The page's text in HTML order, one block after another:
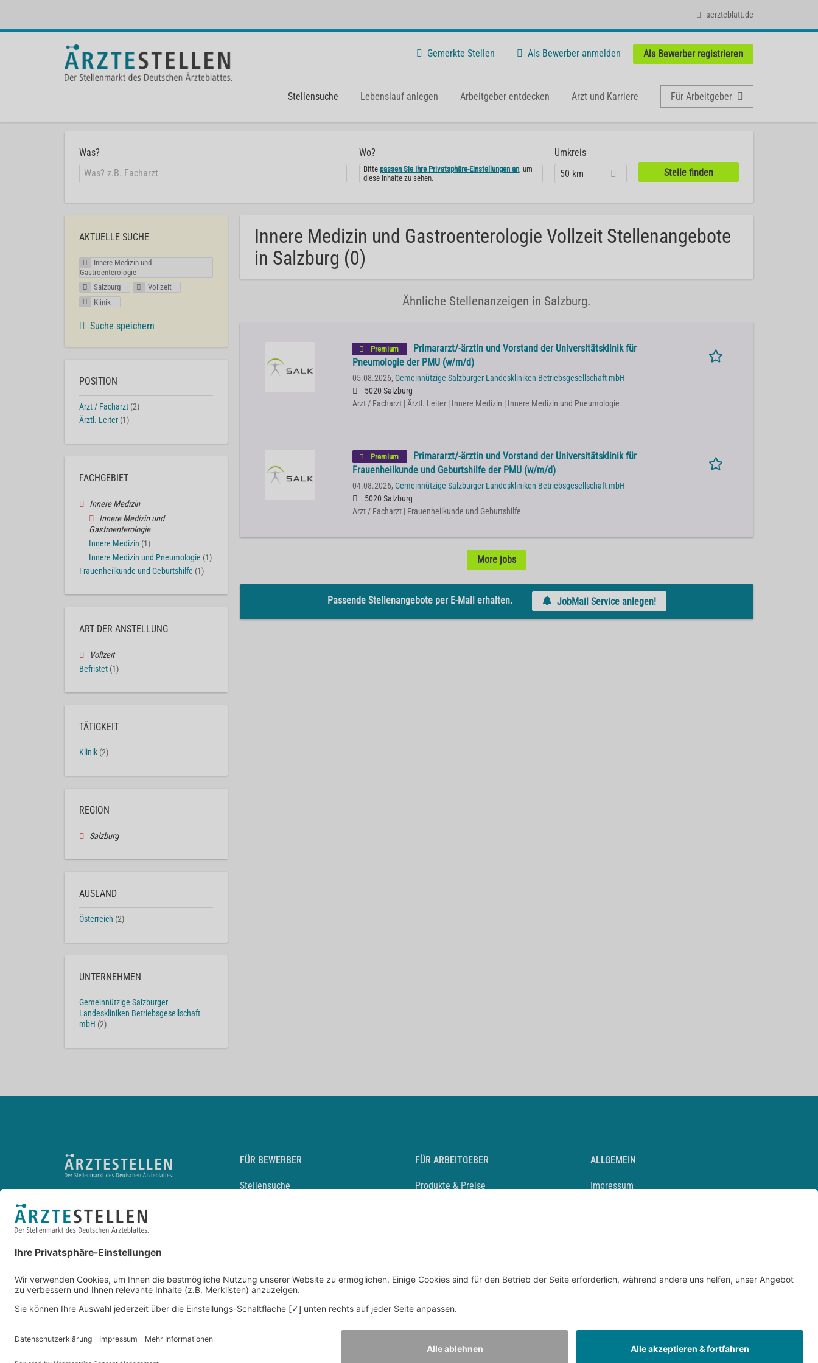
aerzteblatt.de
Gemerkte Stellen Als Bewerber anmelden Als Bewerber registrieren
Stellensuche Lebenslauf anlegen Arbeitgeber entdecken Arzt und Karriere Für Arbeitgeber
Was? Wo?
Bittepassen Sie Ihre Privatsphäre-Einstellungen an, um
diese Inhalte zu sehen.
Umkreis
50 km
Innere Medizin und Gastroenterologie Vollzeit Stellenangebote
in Salzburg (0)
Ähnliche Stellenanzeigen in Salzburg.
Premium
Primararzt/-ärztin und Vorstand der Universitätsklinik für
Pneumologie der PMU (w/m/d)
05.08.2026, Gemeinnützige Salzburger Landeskliniken Betriebsgesellschaft mbH
5020 Salzburg
Arzt / Facharzt | Ärztl. Leiter | Innere Medizin | Innere Medizin und Pneumologie
Premium
Primararzt/-ärztin und Vorstand der Universitätsklinik für
Frauenheilkunde und Geburtshilfe der PMU (w/m/d)
04.08.2026, Gemeinnützige Salzburger Landeskliniken Betriebsgesellschaft mbH
5020 Salzburg
Arzt / Facharzt | Frauenheilkunde und Geburtshilfe
More jobs
Passende Stellenangebote per E-Mail erhalten. JobMail Service anlegen!
AKTUELLE SUCHE
Innere Medizin und
Gastroenterologie
Salzburg
Vollzeit
Klinik
Suche speichern
POSITION
Arzt / Facharzt (2)
Ärztl. Leiter (1)
FACHGEBIET
Innere Medizin
Innere Medizin und
Gastroenterologie
Innere Medizin (1)
Innere Medizin und Pneumologie (1)
Frauenheilkunde und Geburtshilfe (1)
ART DER ANSTELLUNG
Vollzeit
Befristet (1)
TÄTIGKEIT
Klinik (2)
REGION
Salzburg
AUSLAND
Österreich (2)
UNTERNEHMEN
Gemeinnützige Salzburger
Landeskliniken Betriebsgesellschaft
mbH (2)
FÜR BEWERBER
Stellensuche
Durchsuchen Sie den Stellenkatalog
FÜR ARBEITGEBER
Produkte & Preise
ALLGEMEIN
Impressum